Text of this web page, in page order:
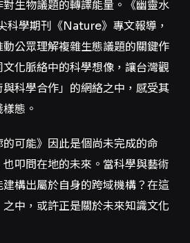
生物議題的轉譯能量。《幽靈水
科學期刊《Nature》專文報導，
公眾理解複雜生態議題的關鍵作
化脈絡中的科學想像，讓台灣觀
科學合作」的網絡之中，感受其
態。
的可能》因此是個尚未完成的命
叩問在地的未來。當科學與藝術
構出屬於自身的跨域機構？在這
中，或許正是關於未來知識文化